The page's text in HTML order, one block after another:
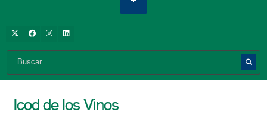
Icod de los Vinos